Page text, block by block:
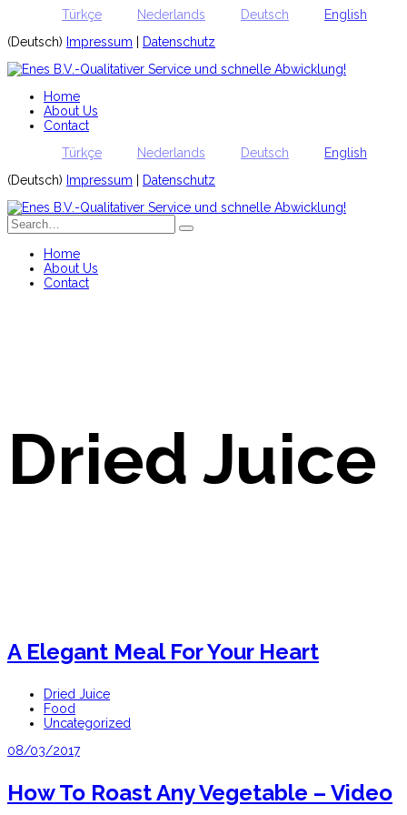
Türkçe Nederlands Deutsch
English
(Deutsch) Impressum Datenschutz
Home
About Us
Contact
Türkçe
Nederlands Deutsch
English
(Deutsch) Impressum Datenschutz
Home
About Us
Contact
Dried Juice
A Elegant Meal For Your Heart
Dried Juice
Food
Uncategorized
08/03/2017
How To Roast Any Vegetable – Video